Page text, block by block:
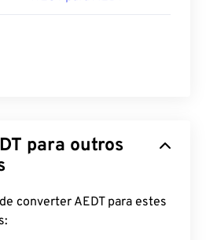
para outros
converter AEDT para estes